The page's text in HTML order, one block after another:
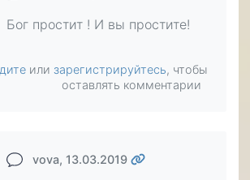
Бог простит ! И вы простите!
или зарегистрируйтесь, чтобы
оставлять комментарии
vova, 13.03.2019